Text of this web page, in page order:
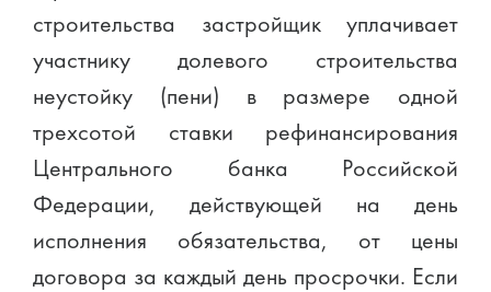
строительства застройщик уплачивает
участнику долевого строительства
неустойку (пени) в размере одной
трехсотой ставки рефинансирования
Центрального банка Российской
Федерации, действующей на день
исполнения обязательства, от цены
договора за каждый день просрочки. Если